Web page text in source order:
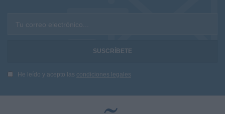
Tu correo electrónico...
He leído y acepto las condiciones legales